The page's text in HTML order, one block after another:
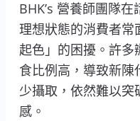
BHK’s 營養師團隊
理想狀態的消費者
起色」的困擾。許
食比例高，導致新
少攝取，依然難以
感。